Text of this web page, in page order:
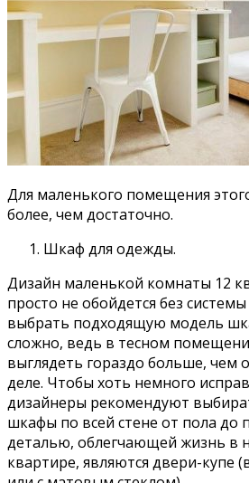
Для маленького помещения
более, чем достаточно.
Шкаф для одежды.
Дизайн маленькой комнаты 12
просто не обойдется без
выбрать подходящую модель
сложно, ведь в тесном
выглядеть гораздо больше, чем
деле. Чтобы хоть немного
дизайнеры рекомендуют
шкафы по всей стене от пола до
деталью, облегчающей жизнь в
квартире, являются двери-купе